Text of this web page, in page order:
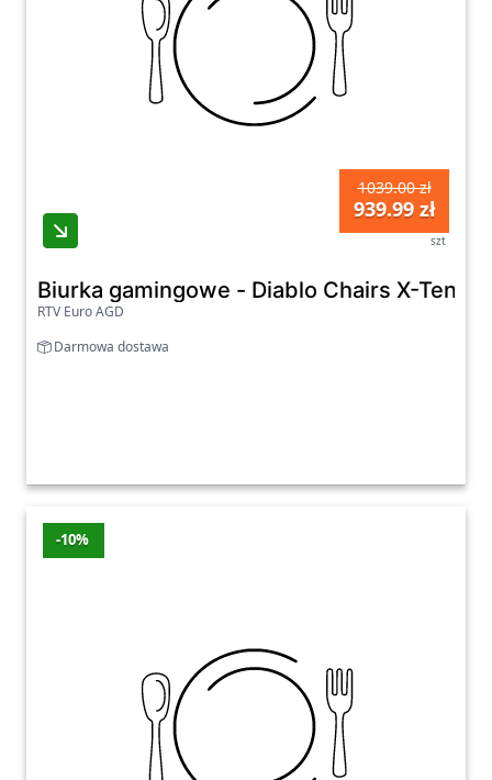
1039.00 zł
939.99 zł
szt
Biurka gamingowe - Diablo Chairs X-
RTV Euro AGD
Darmowa dostawa
-10%